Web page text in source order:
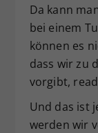
Da kann
bei einem
können es
dass wir zu
vorgibt,
Und das ist
werden wir